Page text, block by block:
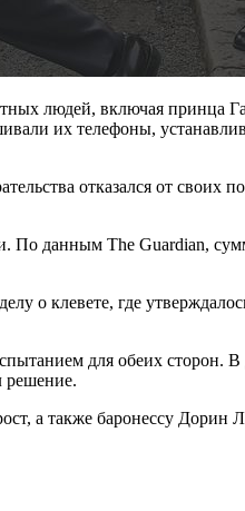
людей, включая принца
их телефоны,
отказался от своих
По данным The Guardian,
о клевете, где
для обеих сторон. В
решение.
а также баронессу Дорин